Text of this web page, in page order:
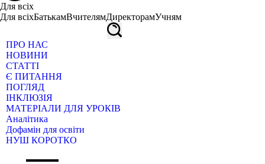
Для всіх
Для всіхБатькамВчителямДиректорамУчням
ПРО НАС
НОВИНИ
СТАТТІ
Є ПИТАННЯ
ПОГЛЯД
ІНКЛЮЗІЯ
МАТЕРІАЛИ ДЛЯ УРОКІВ
Аналітика
Дофамін для освіти
НУШ КОРОТКО